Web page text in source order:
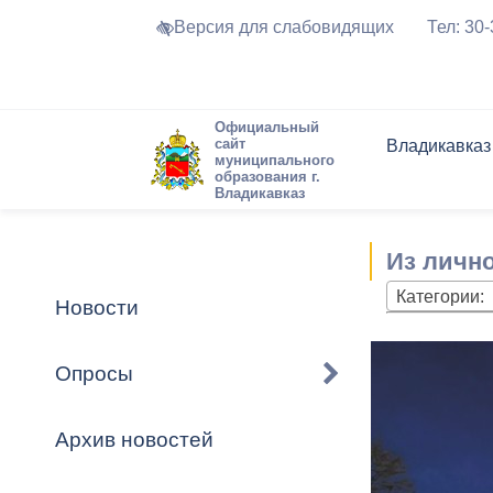
Версия для слабовидящих Тел:
Официальный
сайт
муниципального
образования г.
Владикавказ
Владикавказ
Устав
Города-
городского
Торги и
Программа
Обратная
Комиссии
Новостная
Актуально
Новости
Опросы
Архив новостей
Из
Категории: